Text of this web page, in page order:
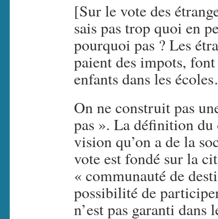
[Sur le vote des
sais pas trop quoi en
pourquoi pas ? Les
paient des impots,
enfants dans les
On ne construit pas
pas ». La définition du
vision qu’on a de la
vote est fondé sur la
« communauté de
possibilité de
n’est pas garanti dans